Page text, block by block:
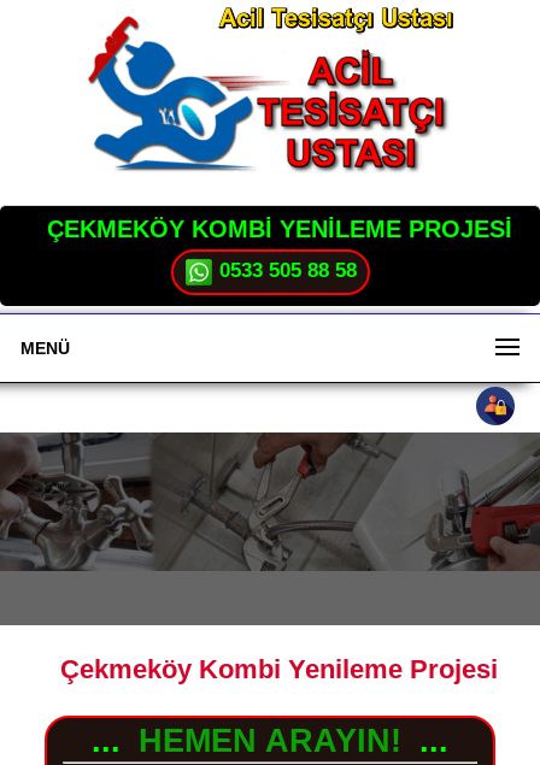
ÇEKMEKÖY KOMBİ YENİLEME PROJESİ
0533 505 88 58
MENÜ
Çekmeköy Kombi Yenileme Projesi
... HEMEN ARAYIN! ...